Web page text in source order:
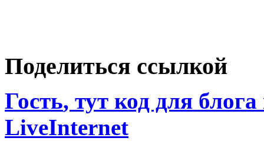
Поделиться ссылкой
Гость, тут код для
LiveInternet